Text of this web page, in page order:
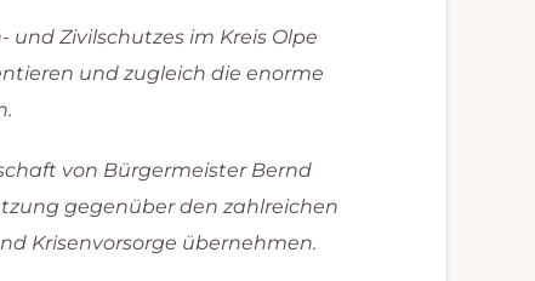
Zivilschutzes im Kreis Olpe
und zugleich die enorme
von Bürgermeister Bernd
gegenüber den zahlreichen
Krisenvorsorge übernehmen.